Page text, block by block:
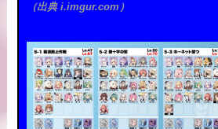
（出典 i.imgur.com）